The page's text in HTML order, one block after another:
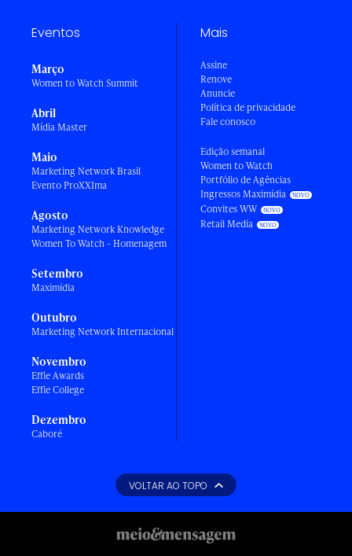
Eventos
Março
Women to Watch Summit
Abril
Mídia Master
Maio
Marketing Network Brasil
Evento ProXXIma
Agosto
Marketing Network Knowledge
Women To Watch - Homenagem
Setembro
Maximídia
Outubro
Marketing Network Internacional
Novembro
Effie Awards
Effie College
Dezembro
Caboré
Mais
Assine
Renove
Anuncie
Política de privacidade
Fale conosco
Edição semanal
Women to Watch
Portfólio de Agências
Ingressos Maximídia
Convites WW
Retail Media
VOLTAR AO TOPO